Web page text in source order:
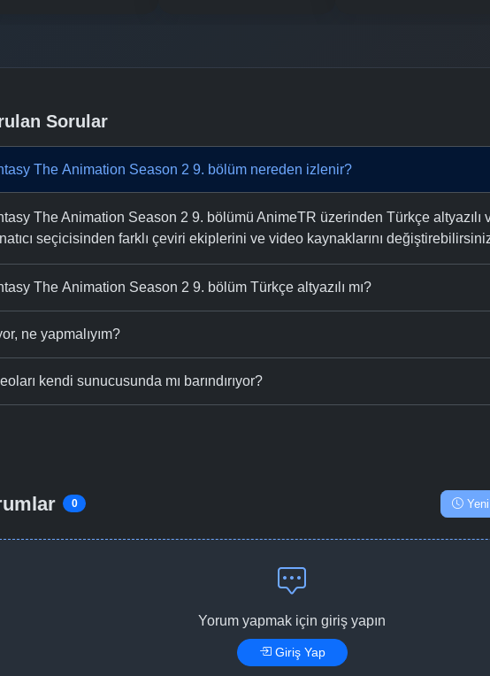
Sorular
The Animation Season 2 9. bölüm nereden izlenir?
The Animation Season 2 9. bölümü AnimeTR üzerinden Türkçe
seçicisinden farklı çeviri ekiplerini ve video kaynaklarını
The Animation Season 2 9. bölüm Türkçe altyazılı mı?
ne yapmalıyım?
kendi sunucusunda mı barındırıyor?
0 Yeni
Yorum yapmak için giriş yapın
Giriş Yap